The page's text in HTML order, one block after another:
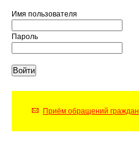
Имя пользователя
Пароль
Приём обращений граждан